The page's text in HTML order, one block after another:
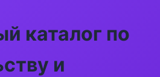
каталог по
и